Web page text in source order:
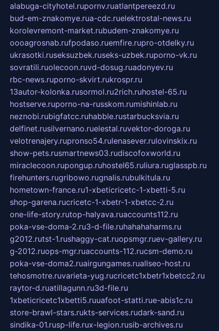
alabuga-cityhotel.rupornv.ruatlantpereezd.ru
bud-em-znakomye.rua-cdc.ruelektrostal-news.ru
korolevremont-market.rubudem-znakomye.ru
oooagrosnab.rufpodaso.ruemfire.rupro-otdelky.ru
ukrasotki.ruseksuzbek.ruseks-uzbek.ruporno-vk.ru
sovratili.ruolecoon.ruvd-dosug.ruadonyev.ru
rbc-news.ruporno-skvirt.rukrospr.ru
13autor-kolonka.rusormol.ru2rich.ruhostel-65.ru
hostserve.ruporno-na-russkom.rumishinlab.ru
neznobi.rubigfatcc.ruhabble.rustarbucksvia.ru
delfinet.rusilvernano.ruelestal.ruvektor-doroga.ru
velotrenajery.rupronso54.rulenasever.rulovinskix.ru
show-pets.rusmartnews03.rudiscofoxworld.ru
miraclecoon.rupongup.ruhostel65.ruliura.ruglasspb.ru
firehunters.rugribowo.rugnalis.rubulkitula.ru
hometown-france.ru1-xbeticricetc-1-xbetti-5.ru
shop-garena.rucricetc-1-xbetr-1-xbetcc-2.ru
one-life-story.rutop-halyava.ruaccounts112.ru
poka-vse-doma-2.ru3-d-file.ruhahahaharms.ru
g2012.rutst-1.rushaggy-cat.ruopsmgr.ruev-gallery.ru
g-2012.ruops-mgr.ruaccounts-112.rucsm-demo.ru
poka-vse-doma2.ruairgungames.ruallseo-host.ru
tehosmotre.ruvarieta-yug.rucricetc1xbetr1xbetcc2.ru
raytor-d.ruatillagunn.ru3d-file.ru
1xbeticricetc1xbetti5.ruuafoot-statti.rue-abis1c.ru
store-brawl-stars.rukts-services.rudark-sand.ru
sindika-01.rusp-life.rux-legion.rusib-archives.ru